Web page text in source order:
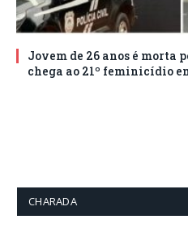
Jovem de 26 anos é morta
chega ao 21º feminicídio
CHARADA